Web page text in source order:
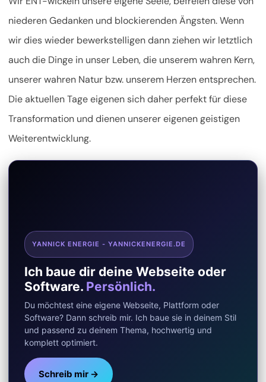
niederen Gedanken und blockierenden Ängsten. Wenn
wir dies wieder bewerkstelligen dann ziehen wir letztlich
auch die Dinge in unser Leben, die unserem wahren Kern,
unserer wahren Natur bzw. unserem Herzen entsprechen.
Die aktuellen Tage eigenen sich daher perfekt für diese
Transformation und dienen unserer eigenen geistigen
Weiterentwicklung.
YANNICK ENERGIE - YANNICKENERGIE.DE
Ich baue dir deine Webseite oder
Software. Persönlich.
Du möchtest eine eigene Webseite, Plattform oder
Software? Dann schreib mir. Ich baue sie in deinem Stil
und passend zu deinem Thema, hochwertig und
komplett optimiert.
Schreib mir →